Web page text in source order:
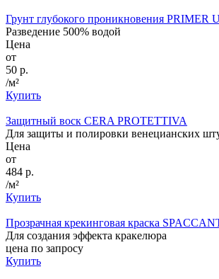
Грунт глубокого проникновения PRIMER
Разведение 500% водой
Цена
от
50 р.
/м²
Купить
Защитный воск CERA PROTETTIVA
Для защиты и полировки венецианских
Цена
от
484 р.
/м²
Купить
Прозрачная крекинговая краска
Для создания эффекта кракелюра
цена по запросу
Купить